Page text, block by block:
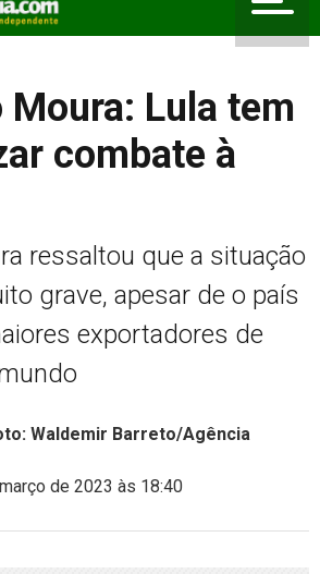
Lula tem
combate à
ressaltou que a situação
grave, apesar de o país
exportadores de
Waldemir Barreto/Agência
de 2023 às 18:40